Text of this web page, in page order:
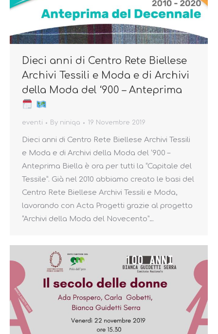
Dieci anni di Centro Rete Biellese
Archivi Tessili e Moda e di Archivi
della Moda del ‘900 – Anteprima
eventi By niniqa 19 Novembre 2019
Dieci anni di Centro Rete Biellese Archivi Tessili
e Moda e di Archivi della Moda del ‘900 –
Anteprima Biella è ora per tutti la “Capitale del
Tessile”. Già nel 2010 abbiamo creato le basi del
Centro Rete Biellese Archivi Tessili e Moda,
lavorando con Acta Progetti grazie al progetto
“Archivi della Moda del Novecento”…